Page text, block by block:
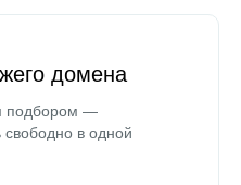
домена
подбором —
в одной